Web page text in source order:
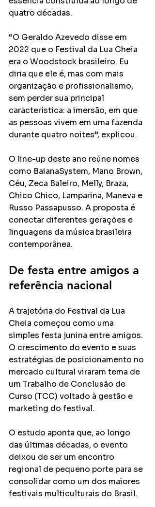
quatro décadas.
“O Geraldo Azevedo disse em
2022 que o Festival da Lua Cheia
era o Woodstock brasileiro. Eu
diria que ele é, mas com mais
organização e profissionalismo,
sem perder sua principal
característica: a imersão, em que
as pessoas vivem em uma fazenda
durante quatro noites”, explicou.
O line-up deste ano reúne nomes
como BaianaSystem, Mano Brown,
Céu, Zeca Baleiro, Melly, Braza,
Chico Chico, Lamparina, Maneva e
Russo Passapusso. A proposta é
conectar diferentes gerações e
linguagens da música brasileira
contemporânea.
De festa entre amigos a
referência nacional
A trajetória do Festival da Lua
Cheia começou como uma
simples festa junina entre amigos.
O crescimento do evento e suas
estratégias de posicionamento no
mercado cultural viraram tema de
um Trabalho de Conclusão de
Curso (TCC) voltado à gestão e
marketing do festival.
O estudo aponta que, ao longo
das últimas décadas, o evento
deixou de ser um encontro
regional de pequeno porte para se
consolidar como um dos maiores
festivais multiculturais do Brasil.